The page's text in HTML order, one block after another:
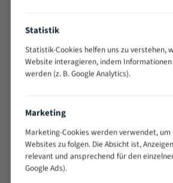
Widerstandsfähig gegen
schwierigen Werkstücken
wechselnde Verbindungslängen)
Sehr geringe Vibration
Technische Beschreibung:
Positiver Spanwinkel
Bandkörper aus hochlegiertem
Statistik
Statistik-Cookies helfen uns zu verstehen,
Website interagieren, indem
werden (z. B. Google Analytics).
Marketing
Marketing-Cookies werden verwendet, um
Websites zu folgen. Die Absicht ist,
relevant und ansprechend für den
Google Ads).